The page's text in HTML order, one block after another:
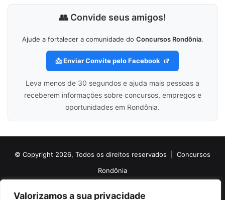
Valorizamos a sua privacidade
👥 Convide seus amigos!
Ajude a fortalecer a comunidade do Concursos Rondônia.
📩 Enviar Convite pelo Facebook
Leva menos de 30 segundos e ajuda mais pessoas a
receberem informações sobre concursos, empregos e
oportunidades em Rondônia.
© Copyright 2026, Todos os direitos reservados | Concursos
Rondônia